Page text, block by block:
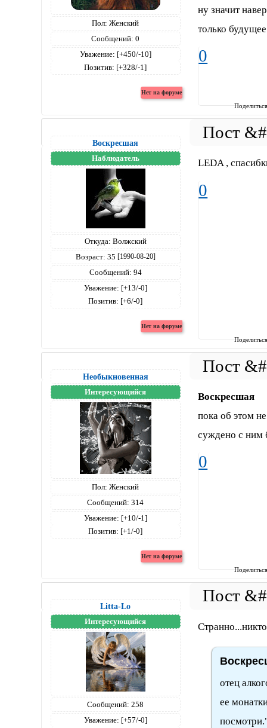
Пол: Женский
Сообщений: 0
Уважение: [+450/-10]
Позитив: [+328/-1]
ну значит
только
0
Воскресшая
Наблюдатель
Откуда: Волжский
Возраст: 35 [1990-08-20]
Сообщений: 94
Уважение: [+13/-0]
Позитив: [+6/-0]
LEDA ,
0
Необыкновенная
Интересующийся
Пол: Женский
Сообщений: 314
Уважение: [+10/-1]
Позитив: [+1/-0]
Воскресшая
пока об этом
суждено с ним
0
Litta-Lo
Интересующийся
Сообщений: 258
Уважение: [+57/-0]
отец
ее